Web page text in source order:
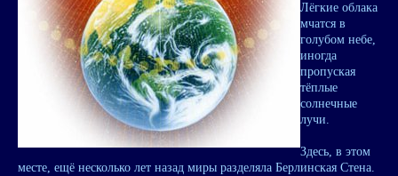
Лёгкие облака
мчатся в
голубом небе,
иногда
пропуская
тёплые
солнечные
лучи.
Здесь, в этом
месте, ещё несколько лет назад миры разделяла Берлинская Стена.